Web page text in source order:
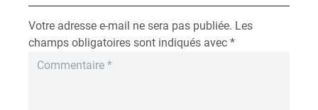
Votre adresse e-mail ne sera pas publiée. Les
champs obligatoires sont indiqués avec *